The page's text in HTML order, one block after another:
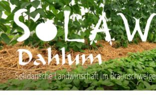
Zum
Inhalt
springen
Solidarische Landwirtschaft im